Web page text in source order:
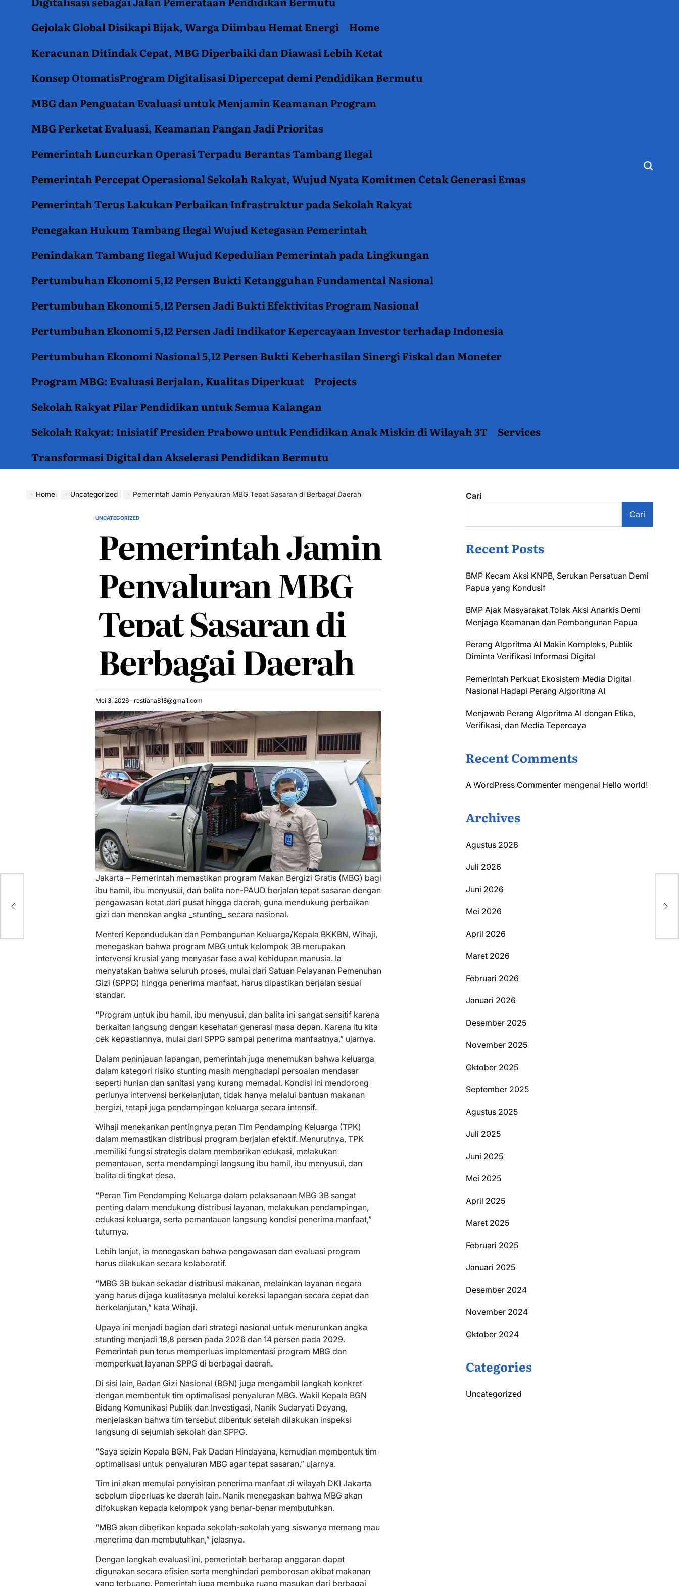
Gejolak Global Disikapi Bijak, Warga Diimbau Hemat Energi
Home
Keracunan Ditindak Cepat, MBG Diperbaiki dan Diawasi Lebih Ketat
Konsep OtomatisProgram Digitalisasi Dipercepat demi Pendidikan Bermutu
MBG dan Penguatan Evaluasi untuk Menjamin Keamanan Program
MBG Perketat Evaluasi, Keamanan Pangan Jadi Prioritas
Pemerintah Luncurkan Operasi Terpadu Berantas Tambang Ilegal
Pemerintah Percepat Operasional Sekolah Rakyat, Wujud Nyata Komitmen Cetak Generasi Emas
Pemerintah Terus Lakukan Perbaikan Infrastruktur pada Sekolah Rakyat
Penegakan Hukum Tambang Ilegal Wujud Ketegasan Pemerintah
Penindakan Tambang Ilegal Wujud Kepedulian Pemerintah pada Lingkungan
Pertumbuhan Ekonomi 5,12 Persen Bukti Ketangguhan Fundamental Nasional
Pertumbuhan Ekonomi 5,12 Persen Jadi Bukti Efektivitas Program Nasional
Pertumbuhan Ekonomi 5,12 Persen Jadi Indikator Kepercayaan Investor terhadap Indonesia
Pertumbuhan Ekonomi Nasional 5,12 Persen Bukti Keberhasilan Sinergi Fiskal dan Moneter
Program MBG: Evaluasi Berjalan, Kualitas Diperkuat
Projects
Sekolah Rakyat Pilar Pendidikan untuk Semua Kalangan
Sekolah Rakyat: Inisiatif Presiden Prabowo untuk Pendidikan Anak Miskin di Wilayah 3T
Services
Transformasi Digital dan Akselerasi Pendidikan Bermutu
Home Uncategorized Pemerintah Jamin Penyaluran MBG Tepat Sasaran di Berbagai Daerah
POSTED
UNCATEGORIZED
Pemerintah Jamin
Penyaluran MBG
Tepat Sasaran di
Berbagai Daerah
Mei 3, 2026 restiana818@gmail.com
Jakarta – Pemerintah memastikan program Makan Bergizi Gratis (MBG) bagi
ibu hamil, ibu menyusui, dan balita non-PAUD berjalan tepat sasaran dengan
pengawasan ketat dari pusat hingga daerah, guna mendukung perbaikan
gizi dan menekan angka _stunting_ secara nasional.
Menteri Kependudukan dan Pembangunan Keluarga/Kepala BKKBN, Wihaji,
menegaskan bahwa program MBG untuk kelompok 3B merupakan
intervensi krusial yang menyasar fase awal kehidupan manusia. Ia
menyatakan bahwa seluruh proses, mulai dari Satuan Pelayanan Pemenuhan
Gizi (SPPG) hingga penerima manfaat, harus dipastikan berjalan sesuai
standar.
“Program untuk ibu hamil, ibu menyusui, dan balita ini sangat sensitif karena
berkaitan langsung dengan kesehatan generasi masa depan. Karena itu kita
cek kepastiannya, mulai dari SPPG sampai penerima manfaatnya,” ujarnya.
Dalam peninjauan lapangan, pemerintah juga menemukan bahwa keluarga
dalam kategori risiko stunting masih menghadapi persoalan mendasar
seperti hunian dan sanitasi yang kurang memadai. Kondisi ini mendorong
perlunya intervensi berkelanjutan, tidak hanya melalui bantuan makanan
bergizi, tetapi juga pendampingan keluarga secara intensif.
Wihaji menekankan pentingnya peran Tim Pendamping Keluarga (TPK)
dalam memastikan distribusi program berjalan efektif. Menurutnya, TPK
memiliki fungsi strategis dalam memberikan edukasi, melakukan
pemantauan, serta mendampingi langsung ibu hamil, ibu menyusui, dan
balita di tingkat desa.
“Peran Tim Pendamping Keluarga dalam pelaksanaan MBG 3B sangat
penting dalam mendukung distribusi layanan, melakukan pendampingan,
edukasi keluarga, serta pemantauan langsung kondisi penerima manfaat,”
tuturnya.
Lebih lanjut, ia menegaskan bahwa pengawasan dan evaluasi program
harus dilakukan secara kolaboratif.
“MBG 3B bukan sekadar distribusi makanan, melainkan layanan negara
yang harus dijaga kualitasnya melalui koreksi lapangan secara cepat dan
berkelanjutan,” kata Wihaji.
Upaya ini menjadi bagian dari strategi nasional untuk menurunkan angka
stunting menjadi 18,8 persen pada 2026 dan 14 persen pada 2029.
Pemerintah pun terus memperluas implementasi program MBG dan
memperkuat layanan SPPG di berbagai daerah.
Di sisi lain, Badan Gizi Nasional (BGN) juga mengambil langkah konkret
dengan membentuk tim optimalisasi penyaluran MBG. Wakil Kepala BGN
Bidang Komunikasi Publik dan Investigasi, Nanik Sudaryati Deyang,
menjelaskan bahwa tim tersebut dibentuk setelah dilakukan inspeksi
langsung di sejumlah sekolah dan SPPG.
“Saya seizin Kepala BGN, Pak Dadan Hindayana, kemudian membentuk tim
optimalisasi untuk penyaluran MBG agar tepat sasaran,” ujarnya.
Tim ini akan memulai penyisiran penerima manfaat di wilayah DKI Jakarta
sebelum diperluas ke daerah lain. Nanik menegaskan bahwa MBG akan
difokuskan kepada kelompok yang benar-benar membutuhkan.
“MBG akan diberikan kepada sekolah-sekolah yang siswanya memang mau
menerima dan membutuhkan,” jelasnya.
Dengan langkah evaluasi ini, pemerintah berharap anggaran dapat
digunakan secara efisien serta menghindari pemborosan akibat makanan
yang terbuang. Pemerintah juga membuka ruang masukan dari berbagai
Cari
Cari
Recent Posts
BMP Kecam Aksi KNPB, Serukan Persatuan Demi
Papua yang Kondusif
BMP Ajak Masyarakat Tolak Aksi Anarkis Demi
Menjaga Keamanan dan Pembangunan Papua
Perang Algoritma AI Makin Kompleks, Publik
Diminta Verifikasi Informasi Digital
Pemerintah Perkuat Ekosistem Media Digital
Nasional Hadapi Perang Algoritma AI
Menjawab Perang Algoritma AI dengan Etika,
Verifikasi, dan Media Tepercaya
Recent Comments
A WordPress Commenter mengenai Hello world!
Archives
Agustus 2026
Juli 2026
Juni 2026
Mei 2026
April 2026
Maret 2026
Februari 2026
Januari 2026
Desember 2025
November 2025
Oktober 2025
September 2025
Agustus 2025
Juli 2025
Juni 2025
Mei 2025
April 2025
Maret 2025
Februari 2025
Januari 2025
Desember 2024
November 2024
Oktober 2024
Categories
Uncategorized